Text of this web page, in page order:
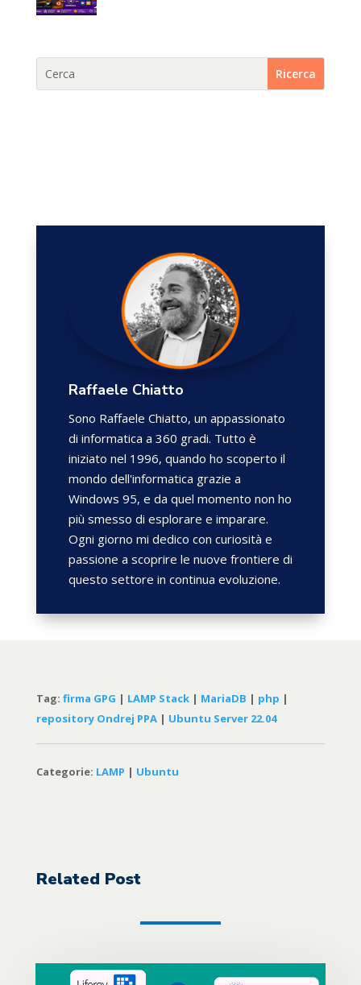
Raffaele Chiatto
Sono Raffaele Chiatto, un appassionato
di informatica a 360 gradi. Tutto è
iniziato nel 1996, quando ho scoperto il
mondo dell'informatica grazie a
Windows 95, e da quel momento non ho
più smesso di esplorare e imparare.
Ogni giorno mi dedico con curiosità e
passione a scoprire le nuove frontiere di
questo settore in continua evoluzione.
Tag: firma GPG | LAMP Stack| MariaDB | php |
repository Ondrej PPA| Ubuntu Server 22.04
Categorie: LAMP | Ubuntu
Related Post